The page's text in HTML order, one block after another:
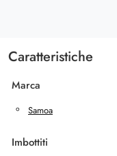
Caratteristiche
Marca
Samoa
Imbottiti